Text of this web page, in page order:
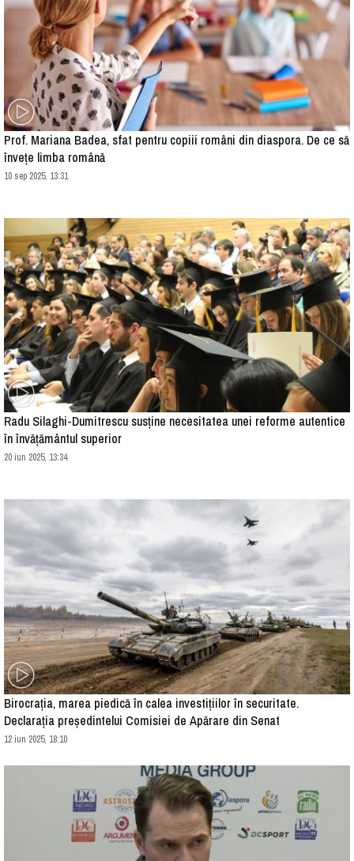
Prof. Mariana Badea, sfat pentru copiii români din diaspora. De ce să
înveţe limba română
10 sep 2025, 13:31
Radu Silaghi-Dumitrescu susține necesitatea unei reforme autentice
în învățământul superior
20 iun 2025, 13:34
Birocrația, marea piedică în calea investițiilor în securitate.
Declarația președintelui Comisiei de Apărare din Senat
12 iun 2025, 18:10